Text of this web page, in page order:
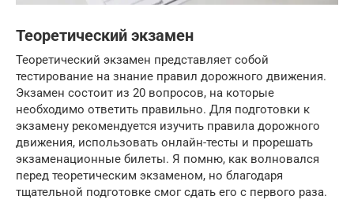
Теоретический экзамен
Теоретический экзамен представляет собой
тестирование на знание правил дорожного движения.
Экзамен состоит из 20 вопросов, на которые
необходимо ответить правильно. Для подготовки к
экзамену рекомендуется изучить правила дорожного
движения, использовать онлайн-тесты и прорешать
экзаменационные билеты. Я помню, как волновался
перед теоретическим экзаменом, но благодаря
тщательной подготовке смог сдать его с первого раза.